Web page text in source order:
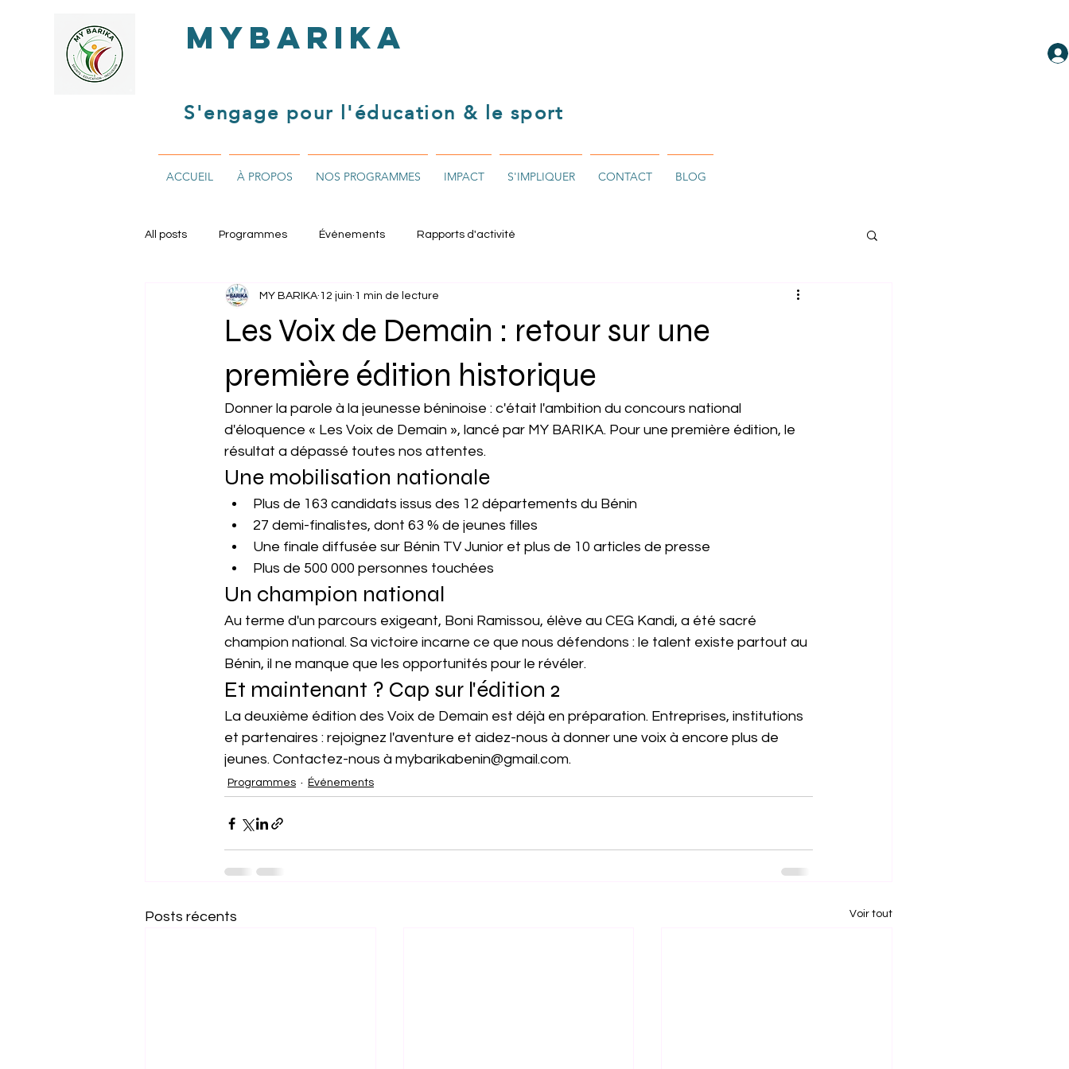
MYBARIKA
S'engage pour l'éducation & le sport
ACCUEIL À PROPOS NOS PROGRAMMES IMPACT S'IMPLIQUER CONTACT BLOG
All posts Programmes Événements Rapports d'activité
Les Voix de Demain : retour sur une
première édition historique
MY BARIKA 12 juin 1 min de lecture
Donner la parole à la jeunesse béninoise : c'était l'ambition du concours national
d'éloquence « Les Voix de Demain », lancé par MY BARIKA. Pour une première édition, le
résultat a dépassé toutes nos attentes.
Une mobilisation nationale
Plus de 163 candidats issus des 12 départements du Bénin
27 demi-finalistes, dont 63 % de jeunes filles
Une finale diffusée sur Bénin TV Junior et plus de 10 articles de presse
Plus de 500 000 personnes touchées
Un champion national
Au terme d'un parcours exigeant, Boni Ramissou, élève au CEG Kandi, a été sacré
champion national. Sa victoire incarne ce que nous défendons : le talent existe partout au
Bénin, il ne manque que les opportunités pour le révéler.
Et maintenant ? Cap sur l'édition 2
La deuxième édition des Voix de Demain est déjà en préparation. Entreprises, institutions
et partenaires : rejoignez l'aventure et aidez-nous à donner une voix à encore plus de
jeunes. Contactez-nous à mybarikabenin@gmail.com.
Programmes Événements
Posts récents Voir tout